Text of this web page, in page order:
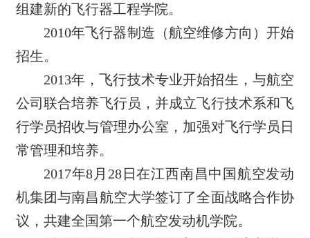
组建新的飞行器工程学院。
2010年飞行器制造（航空维修方向）开始
招生。
2013年，飞行技术专业开始招生，与航空
公司联合培养飞行员，并成立飞行技术系和飞
行学员招收与管理办公室，加强对飞行学员日
常管理和培养。
2017年8月28日在江西南昌中国航空发动
机集团与南昌航空大学签订了全面战略合作协
议，共建全国第一个航空发动机学院。